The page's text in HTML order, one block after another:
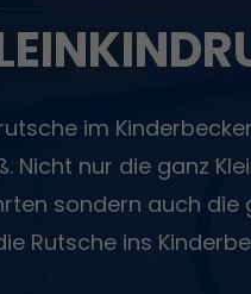
im
Nicht nur die ganz
sondern auch die
Rutsche ins